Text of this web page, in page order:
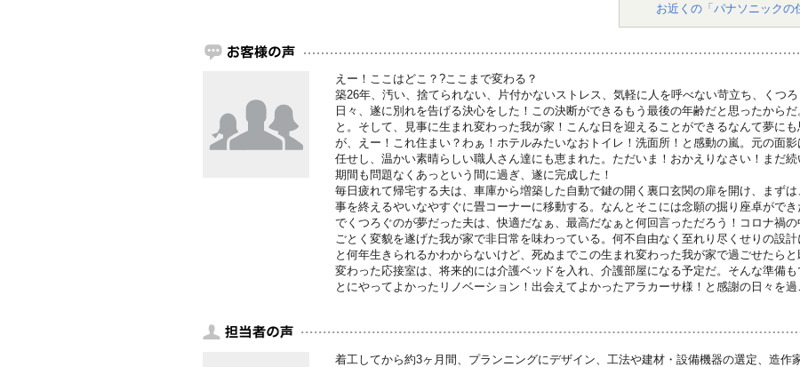
お近くの「パナソニック
えー！ここはどこ？?ここまで変わる？
築26年、汚い、捨てられない、片付かないストレス、気軽に人を呼べない苛立ち、くつ
日々、遂に別れを告げる決心をした！この決断ができるもう最後の年齢だと思ったから
と。そして、見事に生まれ変わった我が家！こんな日を迎えることができるなんて夢に
が、えー！これ住まい？わぁ！ホテルみたいなおトイレ！洗面所！と感動の嵐。元の面
任せし、温かい素晴らしい職人さん達にも恵まれた。ただいま！おかえりなさい！まだ
期間も問題なくあっという間に過ぎ、遂に完成した！
毎日疲れて帰宅する夫は、車庫から増築した自動で鍵の開く裏口玄関の扉を開け、まず
事を終えるやいなやすぐに畳コーナーに移動する。なんとそこには念願の掘り座卓がで
でくつろぐのが夢だった夫は、快適だなぁ、最高だなぁと何回言っただろう！コロナ禍
ごとく変貌を遂げた我が家で非日常を味わっている。何不自由なく至れり尽くせりの設
と何年生きられるかわからないけど、死ぬまでこの生まれ変わった我が家で過ごせたら
変わった応接室は、将来的には介護ベッドを入れ、介護部屋になる予定だ。そんな準備
とにやってよかったリノベーション！出会えてよかったアラカーサ様！と感謝の日々を過
着工してから約3ヶ月間、プランニングにデザイン、工法や建材・設備機器の選定、造作